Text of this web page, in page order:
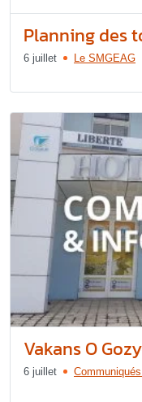
Planning des
6 juillet Le SMGEAG
Vakans O
6 juillet